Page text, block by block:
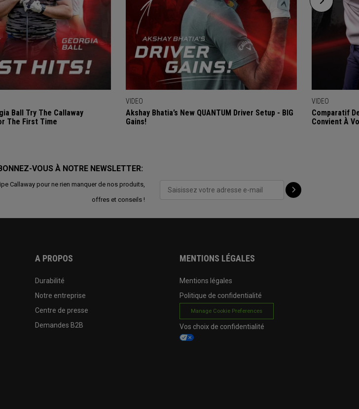
Ball Try The Callaway
The First Time
VIDEO
Akshay Bhatia’s New QUANTUM Driver Setup - BIG
Gains!
VIDEO
Comparatif
Convient À
VOUS À NOTRE NEWSLETTER:
Callaway pour ne rien manquer de nos produits,
offres et conseils !
A PROPOS
Durabilité
Notre entreprise
Centre de presse
Demandes B2B
MENTIONS LÉGALES
Mentions légales
Politique de confidentialité
Manage Cookie Preferences
Vos choix de confidentialité